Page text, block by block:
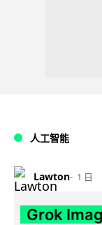
人工智能
Lawton 1 日
Grok